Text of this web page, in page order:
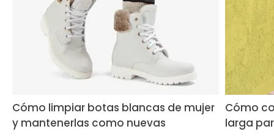
Cómo limpiar botas blancas de mujer
y mantenerlas como nuevas
Cómo
larga